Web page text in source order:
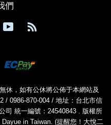
們
YouTube
休，如有公休將公佈于本網站及
/ 0986-870-004 / 地址：台北市信
司 統一編號：24540843 . 版權所
in Taiwan. (提醒您！大悅二